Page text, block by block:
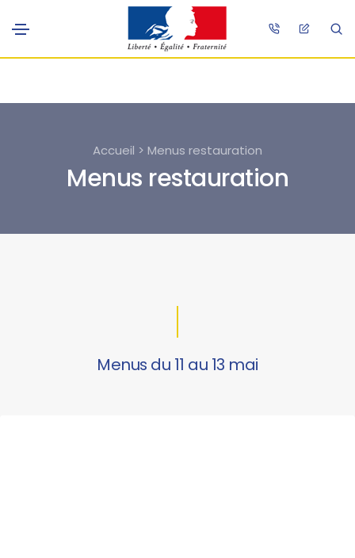
Accueil > Menus restauration
Menus restauration
Menus du 11 au 13 mai